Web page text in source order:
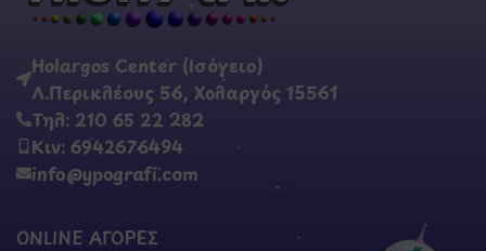
Holargos Center (Ισόγειο)
Λ.Περικλέους 56, Χολαργός 15561
Τηλ: 210 65 22 282
Κιν: 6942676494
info@ypografi.com
ONLINE ΑΓΟΡΕΣ